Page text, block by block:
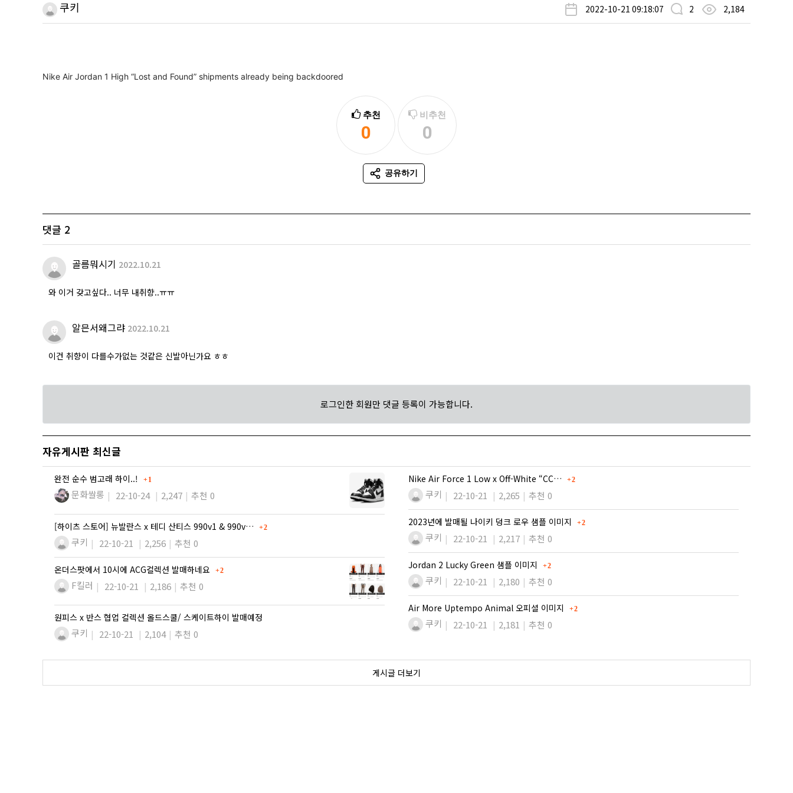
쿠키
2022-10-21 09:18:07 2 2,184
Nike Air Jordan 1 High “Lost and Found” shipments already being backdoored
추천
0
추천
비추천
0
비추천
공유하기
SNS 공유
댓글 2
골름뭐시기 2022.10.21
와 이거 갖고싶다.. 너무 내취향..ㅠㅠ
알믄서왜그랴 2022.10.21
이건 취향이 다를수가없는 것같은 신발아닌가요 ㅎㅎ
로그인한 회원만 댓글 등록이 가능합니다.
자유게시판 최신글
완전 순수 범고래 하이..! 댓글
1
문화쌀롱 22-10-24 2,247 추천 0
[하이츠 스토어] 뉴발란스 x 테디 산티스 990v1 & 990v… 댓글
2
쿠키 22-10-21 2,256 추천 0
온더스팟에서 10시에 ACG컬렉션 발매하네요 댓글
2
F킬러 22-10-21 2,186 추천 0
원피스 x 반스 협업 컬렉션 올드스쿨/ 스케이트하이 발매예정
쿠키 22-10-21 2,104 추천 0
Nike Air Force 1 Low x Off-White “CC… 댓글
2
쿠키 22-10-21 2,265 추천 0
2023년에 발매될 나이키 덩크 로우 샘플 이미지 댓글
2
쿠키 22-10-21 2,217 추천 0
Jordan 2 Lucky Green 샘플 이미지 댓글
2
쿠키 22-10-21 2,180 추천 0
Air More Uptempo Animal 오피셜 이미지 댓글
2
쿠키 22-10-21 2,181 추천 0
게시글 더보기